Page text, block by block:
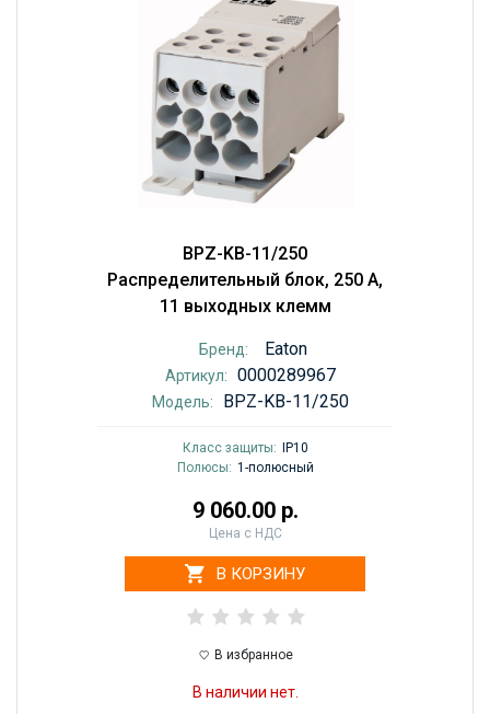
BPZ-KB-11/250
Распределительный блок, 250 А,
11 выходных клемм
Бренд: Eaton
Артикул: 0000289967
Модель: BPZ-KB-11/250
Класс защиты:
IP10
Полюсы: 1-полюсный
9 060.00 р.
Цена с НДС
В КОРЗИНУ
В избранное
В наличии нет.